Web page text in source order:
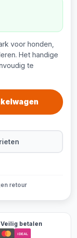
voor honden,
Het handige
te
retour
Veilig betalen
iDEAL